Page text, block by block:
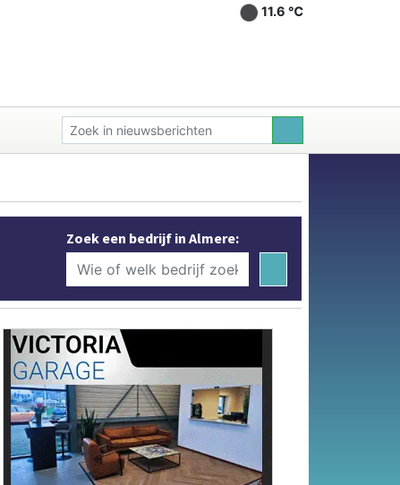
11.6 ℃
Zoek een bedrijf in Almere: